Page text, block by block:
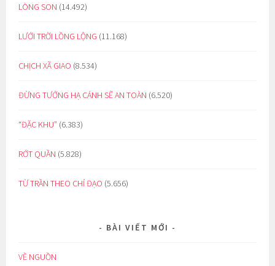
LÒNG SON (14.492)
LƯỚI TRỜI LỒNG LỘNG (11.168)
CHỊCH XÃ GIAO (8.534)
ĐỪNG TƯỞNG HẠ CÁNH SẼ AN TOÀN (6.520)
“ĐẶC KHU” (6.383)
RỚT QUẦN (5.828)
TỪ TRẦN THEO CHỈ ĐẠO (5.656)
BÀI VIẾT MỚI
VỀ NGUỒN